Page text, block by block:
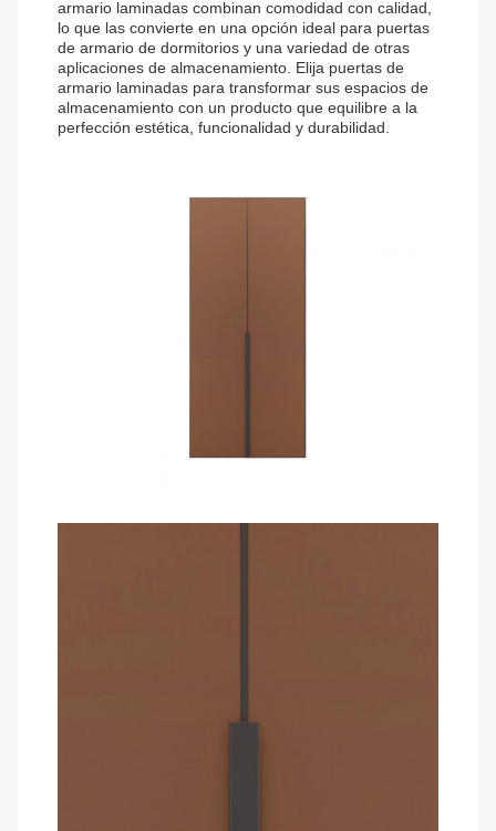
armario laminadas combinan comodidad con calidad,
lo que las convierte en una opción ideal para puertas
de armario de dormitorios y una variedad de otras
aplicaciones de almacenamiento. Elija puertas de
armario laminadas para transformar sus espacios de
almacenamiento con un producto que equilibre a la
perfección estética, funcionalidad y durabilidad.